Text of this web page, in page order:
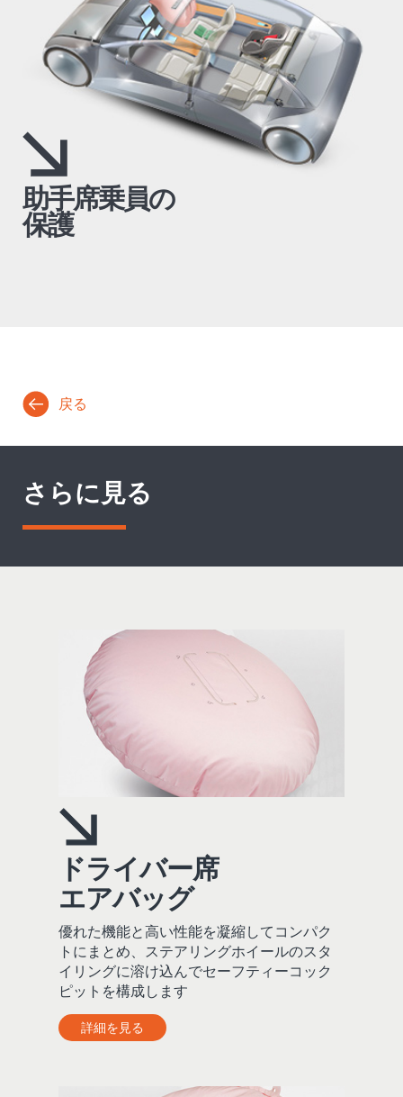
助手席乗員の
保護
戻る
さらに見る
ドライバー席
エアバッグ
優れた機能と高い性能を凝縮してコンパク
トにまとめ、ステアリングホイールのスタ
イリングに溶け込んでセーフティーコック
ピットを構成します
詳細を見る